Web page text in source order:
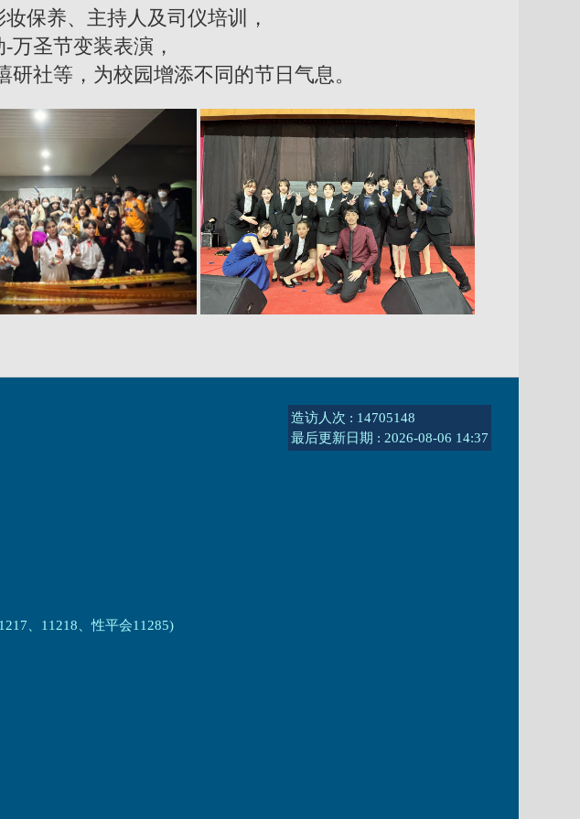
保养、主持人及司仪培训，
圣节变装表演，
社等，为校园增添不同的节日气息。
、11218、性平会11285)
造访人次 : 14705148
最后更新日期 : 2026-08-06 14:37